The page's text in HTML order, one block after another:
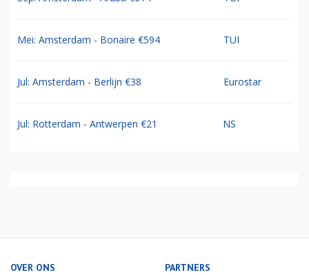
Mei: Amsterdam - Bonaire €594 TUI
Jul: Amsterdam - Berlijn €38 Eurostar
Jul: Rotterdam - Antwerpen €21 NS
OVER ONS PARTNERS